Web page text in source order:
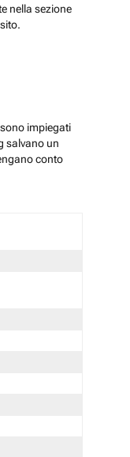
nella sezione
impiegati
salvano un
conto